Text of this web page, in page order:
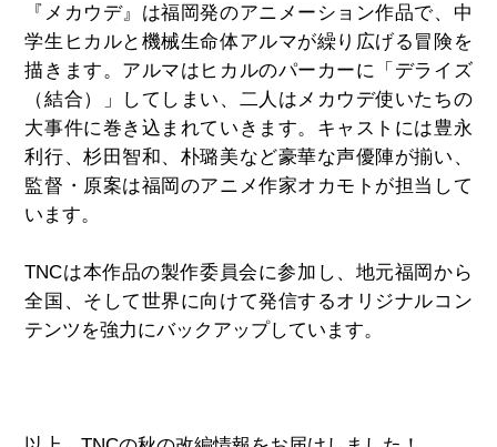
『メカウデ』は福岡発のアニメーション作品で、中
学生ヒカルと機械生命体アルマが繰り広げる冒険を
描きます。アルマはヒカルのパーカーに「デライズ
（結合）」してしまい、二人はメカウデ使いたちの
大事件に巻き込まれていきます。キャストには豊永
利行、杉田智和、朴璐美など豪華な声優陣が揃い、
監督・原案は福岡のアニメ作家オカモトが担当して
います。
TNCは本作品の製作委員会に参加し、地元福岡から
全国、そして世界に向けて発信するオリジナルコン
テンツを強力にバックアップしています。